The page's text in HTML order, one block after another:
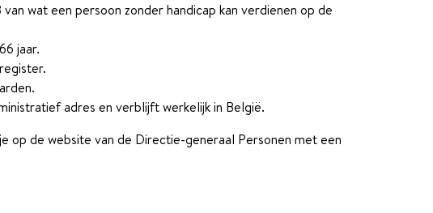
wat een persoon zonder handicap kan verdienen op de
jaar.
adres en verblijft werkelijk in België.
op de website van de Directie-generaal Personen met een